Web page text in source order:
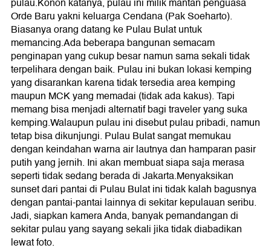
Orde Baru yakni keluarga Cendana (Pak Soeharto).
Biasanya orang datang ke Pulau Bulat untuk
memancing.Ada beberapa bangunan semacam
penginapan yang cukup besar namun sama sekali tidak
terpelihara dengan baik. Pulau ini bukan lokasi kemping
yang disarankan karena tidak tersedia area kemping
maupun MCK yang memadai (tidak ada kakus). Tapi
memang bisa menjadi alternatif bagi traveler yang suka
kemping.Walaupun pulau ini disebut pulau pribadi, namun
tetap bisa dikunjungi. Pulau Bulat sangat memukau
dengan keindahan warna air lautnya dan hamparan pasir
putih yang jernih. Ini akan membuat siapa saja merasa
seperti tidak sedang berada di Jakarta.Menyaksikan
sunset dari pantai di Pulau Bulat ini tidak kalah bagusnya
dengan pantai-pantai lainnya di sekitar kepulauan seribu.
Jadi, siapkan kamera Anda, banyak pemandangan di
sekitar pulau yang sayang sekali jika tidak diabadikan
lewat foto.